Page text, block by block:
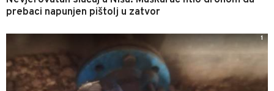
prebaci napunjen pištolj u zatvor
1